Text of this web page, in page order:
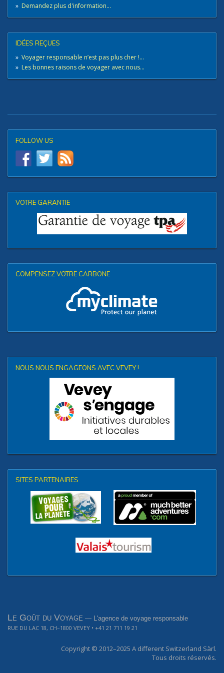
» Demandez plus d'information...
IDÉES REÇUES
» Voyager responsable n’est pas plus cher !...
» Les bonnes raisons de voyager avec nous...
FOLLOW US
VOTRE GARANTIE
COMPENSEZ VOTRE CARBONE
NOUS NOUS ENGAGEONS AVEC VEVEY !
SITES PARTENAIRES
Le Goût du Voyage — L'agence de voyage responsable
RUE DU LAC 18, CH–1800 VEVEY • +41 21 711 19 21
Copyright © 2012–2025 A different Switzerland Sàrl.
Tous droits réservés.